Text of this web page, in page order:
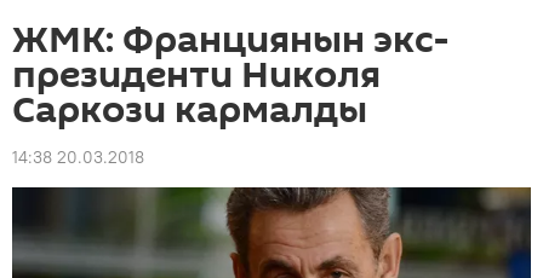
ЖМК: Франциянын экс-
президенти Николя
Саркози кармалды
14:38 20.03.2018